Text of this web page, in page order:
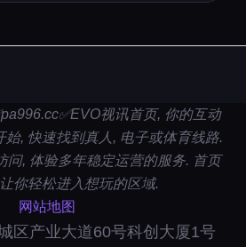
视讯首页, 你的互动
始, 快速找到真人, 电子或体育线路.
问, 体验多年稳定运营的服务. 首页
你轻松进入想玩的区域.
网站地图
区产业大道60号科创大厦1号